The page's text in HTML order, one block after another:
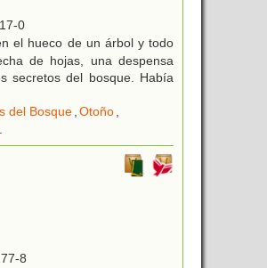
0
el hueco de un árbol y todo
de hojas, una despensa
secretos del bosque. Había
del Bosque,Otoño,
.
8